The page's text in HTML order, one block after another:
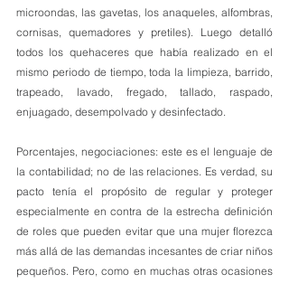
microondas, las gavetas, los anaqueles, alfombras,
cornisas, quemadores y pretiles). Luego detalló
todos los quehaceres que había realizado en el
mismo periodo de tiempo, toda la limpieza, barrido,
trapeado, lavado, fregado, tallado, raspado,
enjuagado, desempolvado y desinfectado.
Porcentajes, negociaciones: este es el lenguaje de
la contabilidad; no de las relaciones. Es verdad, su
pacto tenía el propósito de regular y proteger
especialmente en contra de la estrecha definición
de roles que pueden evitar que una mujer florezca
más allá de las demandas incesantes de criar niños
pequeños. Pero, como en muchas otras ocasiones